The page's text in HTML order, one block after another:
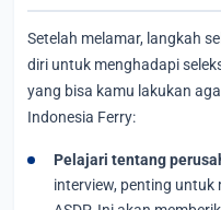
Setelah melamar, langkah
diri untuk menghadapi
yang bisa kamu lakukan
Indonesia Ferry:
Pelajari tentang
interview, penting untuk